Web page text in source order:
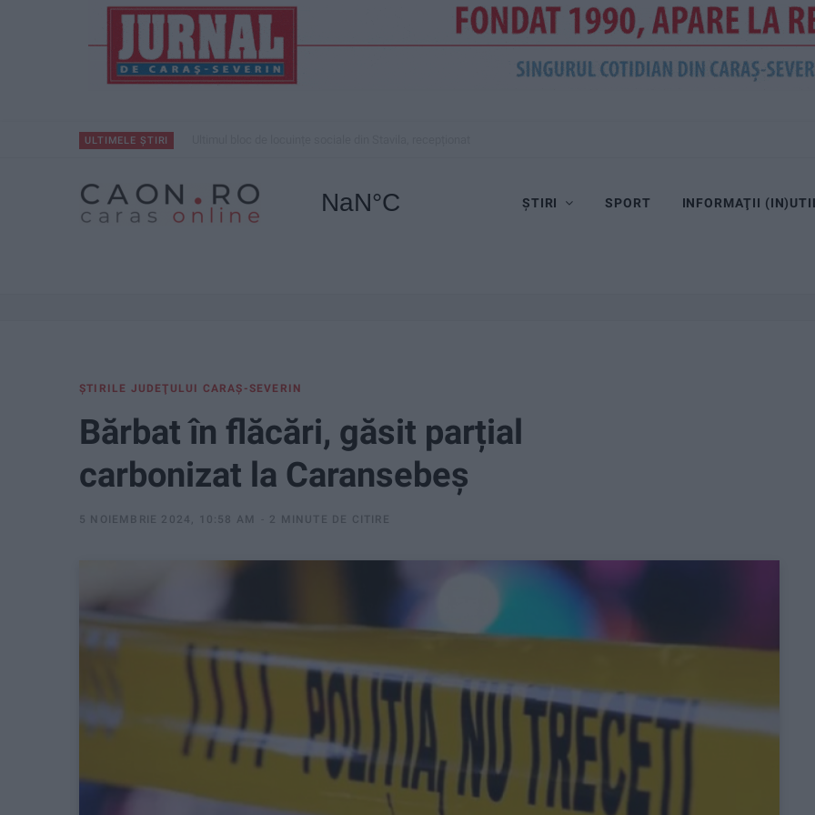
ULTIMELE ȘTIRI
ȘTIRI SPORT INFORMAŢII
ŞTIRILE JUDEŢULUI CARAŞ-SEVERIN
Bărbat în flăcări, găsit parțial
carbonizat la Caransebeș
5 NOIEMBRIE 2024, 10:58 AM 2 MINUTE DE CITIRE